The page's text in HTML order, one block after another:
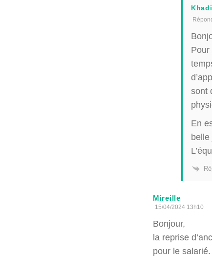
sont
En
belle
Mireille
15/04/2024 13h10
Bonjour,
la reprise
pour le